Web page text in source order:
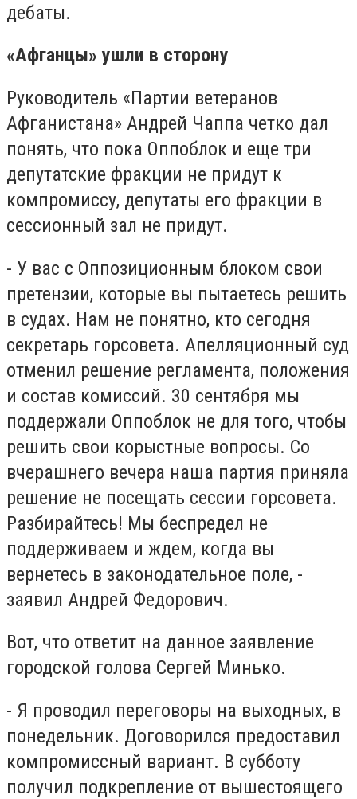
дебаты.
«Афганцы» ушли в сторону
Руководитель «Партии ветеранов
Афганистана» Андрей Чаппа четко дал
понять, что пока Оппоблок и еще три
депутатские фракции не придут к
компромиссу, депутаты его фракции в
сессионный зал не придут.
- У вас с Оппозиционным блоком свои
претензии, которые вы пытаетесь решить
в судах. Нам не понятно, кто сегодня
секретарь горсовета. Апелляционный суд
отменил решение регламента, положения
и состав комиссий. 30 сентября мы
поддержали Оппоблок не для того, чтобы
решить свои корыстные вопросы. Со
вчерашнего вечера наша партия приняла
решение не посещать сессии горсовета.
Разбирайтесь! Мы беспредел не
поддерживаем и ждем, когда вы
вернетесь в законодательное поле, -
заявил Андрей Федорович.
Вот, что ответит на данное заявление
городской голова Сергей Минько.
- Я проводил переговоры на выходных, в
понедельник. Договорился предоставил
компромиссный вариант. В субботу
получил подкрепление от вышестоящего